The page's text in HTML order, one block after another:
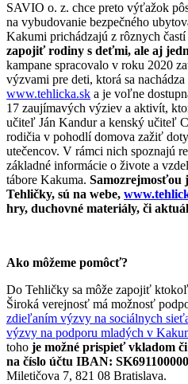
SAVIO o. z. chce preto výťažok
na vybudovanie bezpečného
Kakumi prichádzajú z rôznych častí
zapojiť rodiny s deťmi, ale aj
kampane spracovalo v roku 2020
výzvami pre deti, ktorá sa
www.tehlicka.sk a je voľne
17 zaujímavých výziev a aktivít,
učiteľ Ján Kandur a kenský učiteľ
rodičia v pohodlí domova zažiť
utečencov. V rámci nich spoznajú
základné informácie o živote a
tábore Kakuma. Samozrejmosťou
Tehličky, sú na webe,
hry, duchovné materiály, či
Ako môžeme pomôcť?
Do Tehličky sa môže zapojiť
Široká verejnosť má možnosť
zdieľaním výzvy na sociálnych
výzvy na podporu mladých v
toho je možné prispieť vkladom
na číslo účtu IBAN:
Miletičova 7, 821 08 Bratislava.